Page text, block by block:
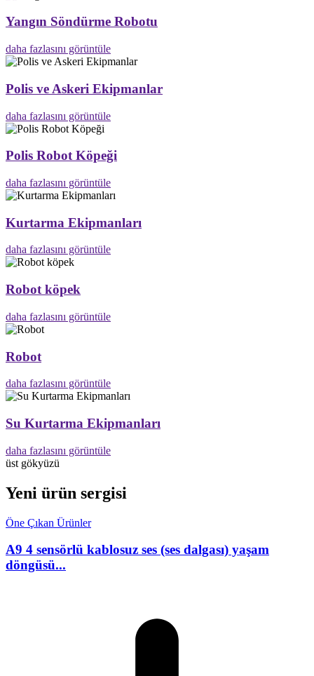
Yangın Söndürme Robotu
daha fazlasını görüntüle
Polis ve Askeri Ekipmanlar
daha fazlasını görüntüle
Polis Robot Köpeği
daha fazlasını görüntüle
Kurtarma Ekipmanları
daha fazlasını görüntüle
Robot köpek
daha fazlasını görüntüle
Robot
daha fazlasını görüntüle
Su Kurtarma Ekipmanları
daha fazlasını görüntüle
üst gökyüzü
Yeni ürün sergisi
Öne Çıkan Ürünler
A9 4 sensörlü kablosuz ses (ses dalgası) yaşam
döngüsü...